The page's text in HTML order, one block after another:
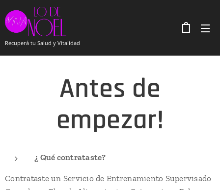
Recuperá tu Salud y Vitalidad
Antes de
empezar!
¿ Qué contrataste?
Contrataste un Servicio de Entrenamiento Supervisado